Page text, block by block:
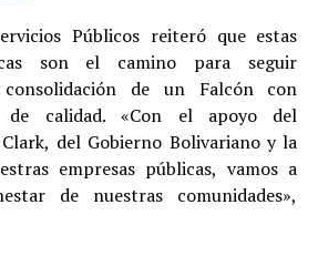
Públicos reiteró que estas
son el camino para seguir
de un Falcón con
de calidad. «Con el apoyo del
del Gobierno Bolivariano y la
empresas públicas, vamos a
de nuestras comunidades»,